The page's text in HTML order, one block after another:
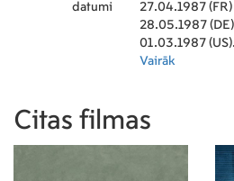
Johnston (Script
Design),Jery
Direction),
Stockton (Sound
Kracik (Set
(Co-Producer)
datumi
27.04.1987 (FR)
28.05.1987 (DE)
01.03.1987 (US)
10.07.1987 (GB)
Vairāk
Citas filmas